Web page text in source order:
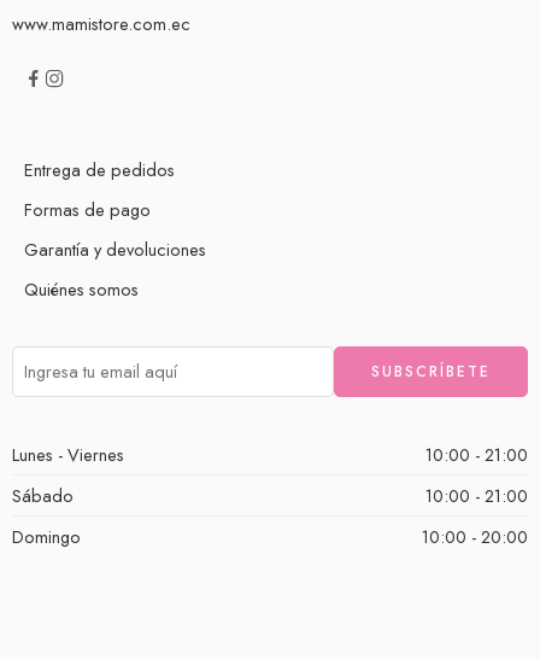
www.mamistore.com.ec
Entrega de pedidos
Formas de pago
Garantía y devoluciones
Quiénes somos
Lunes - Viernes
10:00 - 21:00
Sábado
10:00 - 21:00
Domingo
10:00 - 20:00